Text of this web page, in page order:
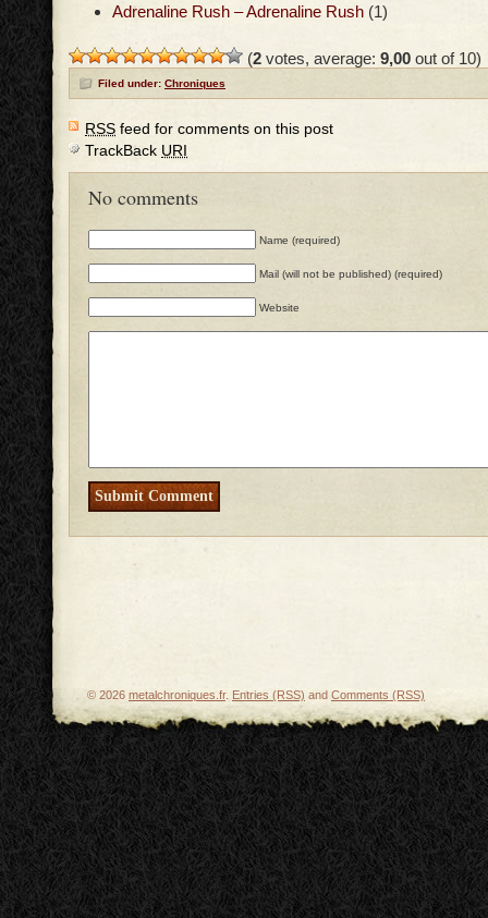
Adrenaline Rush – Adrenaline Rush (1)
(2 votes, average: 9,00 out of 10)
Filed under: Chroniques
RSS feed for comments on this post
TrackBack URI
No comments
Name (required)
Mail (will not be published) (required)
Website
© 2026 metalchroniques.fr. Entries (RSS) and Comments (RSS)